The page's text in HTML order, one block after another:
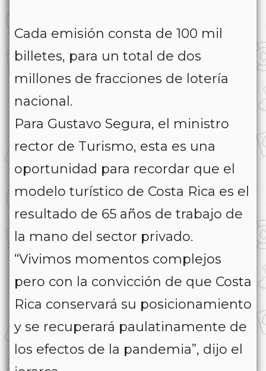
Cada emisión consta de 100 mil
billetes, para un total de dos
millones de fracciones de lotería
nacional.
Para Gustavo Segura, el ministro
rector de Turismo, esta es una
oportunidad para recordar que el
modelo turístico de Costa Rica es el
resultado de 65 años de trabajo de
la mano del sector privado.
“Vivimos momentos complejos
pero con la convicción de que Costa
Rica conservará su posicionamiento
y se recuperará paulatinamente de
los efectos de la pandemia”, dijo el